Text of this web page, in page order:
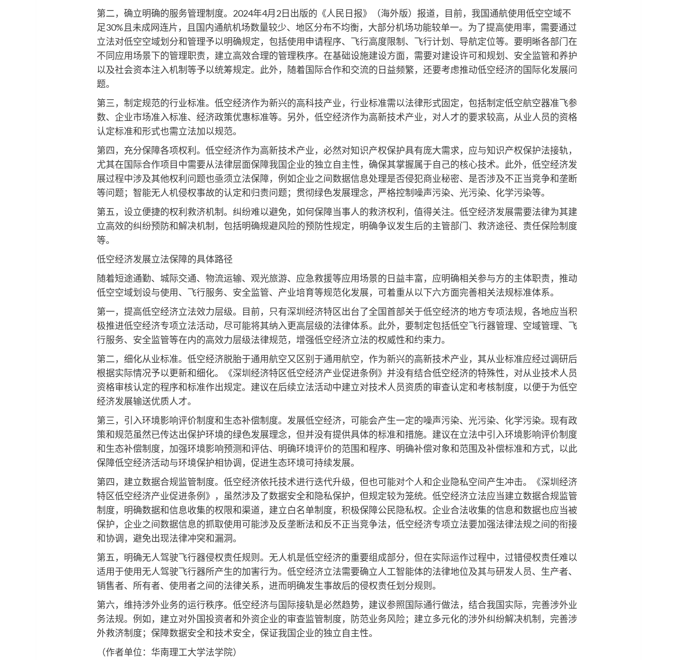
第二，确立明确的服务管理制度。2024年4月2日出版的《人民日报》（海外版）报道，目前，我国通航使用低空空域不
足30%且未成网连片，且国内通航机场数量较少、地区分布不均衡，大部分机场功能较单一。为了提高使用率，需要通过
立法对低空空域划分和管理予以明确规定，包括使用申请程序、飞行高度限制、飞行计划、导航定位等。要明晰各部门在
不同应用场景下的管理职责，建立高效合理的管理秩序。在基础设施建设方面，需要对建设许可和规划、安全监管和养护
以及社会资本注入机制等予以统筹规定。此外，随着国际合作和交流的日益频繁，还要考虑推动低空经济的国际化发展问
题。
第三，制定规范的行业标准。低空经济作为新兴的高科技产业，行业标准需以法律形式固定，包括制定低空航空器准飞参
数、企业市场准入标准、经济政策优惠标准等。另外，低空经济作为高新技术产业，对人才的要求较高，从业人员的资格
认定标准和形式也需立法加以规范。
第四，充分保障各项权利。低空经济作为高新技术产业，必然对知识产权保护具有庞大需求，应与知识产权保护法接轨，
尤其在国际合作项目中需要从法律层面保障我国企业的独立自主性，确保其掌握属于自己的核心技术。此外，低空经济发
展过程中涉及其他权利问题也亟须立法保障，例如企业之间数据信息处理是否侵犯商业秘密、是否涉及不正当竞争和垄断
等问题；智能无人机侵权事故的认定和归责问题；贯彻绿色发展理念，严格控制噪声污染、光污染、化学污染等。
第五，设立便捷的权利救济机制。纠纷难以避免，如何保障当事人的救济权利，值得关注。低空经济发展需要法律为其建
立高效的纠纷预防和解决机制，包括明确规避风险的预防性规定，明确争议发生后的主管部门、救济途径、责任保险制度
等。
低空经济发展立法保障的具体路径
随着短途通勤、城际交通、物流运输、观光旅游、应急救援等应用场景的日益丰富，应明确相关参与方的主体职责，推动
低空空域划设与使用、飞行服务、安全监管、产业培育等规范化发展，可着重从以下六方面完善相关法规标准体系。
第一，提高低空经济立法效力层级。目前，只有深圳经济特区出台了全国首部关于低空经济的地方专项法规，各地应当积
极推进低空经济专项立法活动，尽可能将其纳入更高层级的法律体系。此外，要制定包括低空飞行器管理、空域管理、飞
行服务、安全监管等在内的高效力层级法律规范，增强低空经济立法的权威性和约束力。
第二，细化从业标准。低空经济脱胎于通用航空又区别于通用航空，作为新兴的高新技术产业，其从业标准应经过调研后
根据实际情况予以更新和细化。《深圳经济特区低空经济产业促进条例》并没有结合低空经济的特殊性，对从业技术人员
资格审核认定的程序和标准作出规定。建议在后续立法活动中建立对技术人员资质的审查认定和考核制度，以便于为低空
经济发展输送优质人才。
第三，引入环境影响评价制度和生态补偿制度。发展低空经济，可能会产生一定的噪声污染、光污染、化学污染。现有政
策和规范虽然已传达出保护环境的绿色发展理念，但并没有提供具体的标准和措施。建议在立法中引入环境影响评价制度
和生态补偿制度，加强环境影响预测和评估、明确环境评价的范围和程序、明确补偿对象和范围及补偿标准和方式，以此
保障低空经济活动与环境保护相协调，促进生态环境可持续发展。
第四，建立数据合规监管制度。低空经济依托技术进行迭代升级，但也可能对个人和企业隐私空间产生冲击。《深圳经济
特区低空经济产业促进条例》，虽然涉及了数据安全和隐私保护，但规定较为笼统。低空经济立法应当建立数据合规监管
制度，明确数据和信息收集的权限和渠道，建立白名单制度，积极保障公民隐私权。企业合法收集的信息和数据也应当被
保护，企业之间数据信息的抓取使用可能涉及反垄断法和反不正当竞争法，低空经济专项立法要加强法律法规之间的衔接
和协调，避免出现法律冲突和漏洞。
第五，明确无人驾驶飞行器侵权责任规则。无人机是低空经济的重要组成部分，但在实际运作过程中，过错侵权责任难以
适用于使用无人驾驶飞行器所产生的加害行为。低空经济立法需要确立人工智能体的法律地位及其与研发人员、生产者、
销售者、所有者、使用者之间的法律关系，进而明确发生事故后的侵权责任划分规则。
第六，维持涉外业务的运行秩序。低空经济与国际接轨是必然趋势，建议参照国际通行做法，结合我国实际，完善涉外业
务法规。例如，建立对外国投资者和外资企业的审查监管制度，防范业务风险；建立多元化的涉外纠纷解决机制，完善涉
外救济制度；保障数据安全和技术安全，保证我国企业的独立自主性。
（作者单位：华南理工大学法学院）